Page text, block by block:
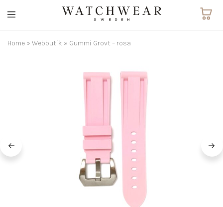
straps
and
Home » Webbutik » Gummi Grovt – rosa